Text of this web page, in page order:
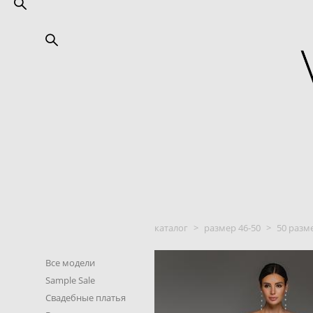
Все модели
Sample Sale
Свадебные платья
каталог > размер 46-50 > 50